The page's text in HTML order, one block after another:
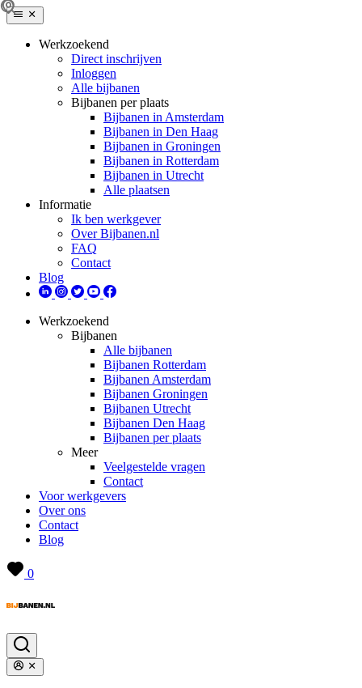
Werkzoekend
Direct inschrijven
Inloggen
Alle bijbanen
Bijbanen per plaats
Bijbanen in Amsterdam
Bijbanen in Den Haag
Bijbanen in Groningen
Bijbanen in Rotterdam
Bijbanen in Utrecht
Alle plaatsen
Informatie
Ik ben werkgever
Over Bijbanen.nl
FAQ
Contact
Blog
Werkzoekend
Bijbanen
Alle bijbanen
Bijbanen Rotterdam
Bijbanen Amsterdam
Bijbanen Groningen
Bijbanen Utrecht
Bijbanen Den Haag
Bijbanen per plaats
Meer
Veelgestelde vragen
Contact
Voor werkgevers
Over ons
Contact
Blog
0